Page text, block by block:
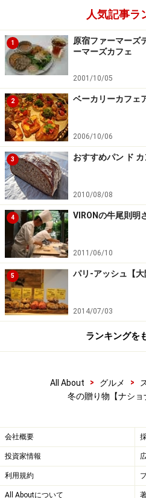
パンオノワはカリっと焼いて
とベージュの穀物入りのパ
感。和食にも合わせられそうで
パンオノワ（クルミ）
ドゥーブルブラン（発芽玄
米）
注文のしかた
タグもひとつひ
購入希望の方は、ナショナル
らご注文ください。12月10
す。 発送日は12月19日の1日
ナショナルデパートではセッ
のテーマは薔薇。 姉妹ブラン
香りのブリオッシュ（薔薇と
本やかるたもついて、オリジ
ックスに入っているのだそう
人気記事ラ
1
原宿ファーマー
ーマーズカフェ
2001/10/05
2 ベーカリーカフェ
2006/10/06
3 おすすめパン ド
2010/08/08
4 VIRONの牛尾則明
2011/06/10
5 パリ-アッシュ【大
2014/07/03
ランキングを
All About > グルメ >
冬の贈り物【ナショ
会社概要
投資家情報
利用規約
All Aboutについて